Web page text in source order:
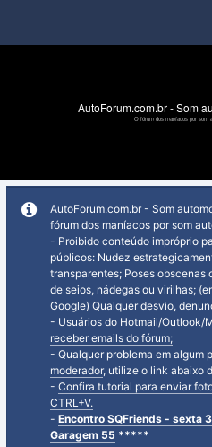
AutoForum.com.br - Som
O fórum dos maníacos por som
AutoForum.com.br - Som
fórum dos maníacos por som
- Proibido conteúdo impróprio
públicos: Nudez
transparentes; Poses
de seios, nádegas ou virilhas;
Google) Qualquer desvio,
- Usuários do Hotmail/Outlook/
receber emails do fórum;
- Qualquer problema em algum
moderador, utilize o link abaixo
- Confira tutorial para enviar
CTRL+V.
- Encontro SQFriends - sexta
Garagem 55 *****